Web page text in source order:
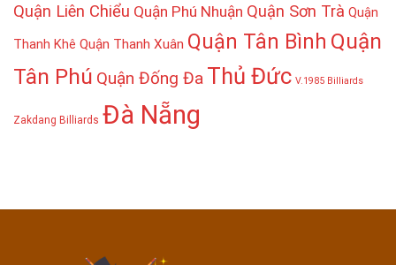
Quận Liên Chiểu Quận Phú Nhuận Quận Sơn Trà Quận
Thanh Khê Quận Thanh Xuân Quận Tân Bình Quận
Tân Phú Quận Đống Đa Thủ Đức V.1985 Billiards
Zakdang Billiards Đà Nẵng